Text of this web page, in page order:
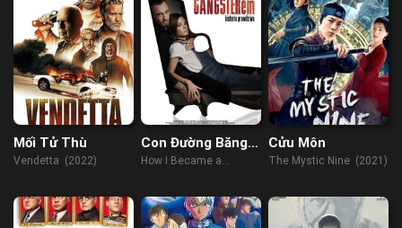
Mối Tử Thù
Vendetta (2022)
Con Đường Băng
Đảng
How I Became a
Cửu Môn
The Mystic Nine (2021)